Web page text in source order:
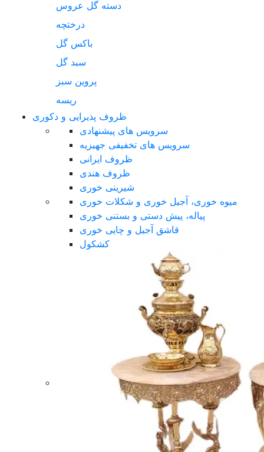
دسته گل عروس
درختچه
باکس گل
سبد گل
پروین سبز
ریسه
ظروف پذیرایی و دکوری
سرویس های پیشنهادی
سرویس های تخفیفی جهیزیه
ظروف ایرانی
ظروف هندی
شیرینی خوری
میوه خوری، آجیل خوری و شکلات خوری
پیاله، پیش دستی و بستنی خوری
قاشق آجیل و چایی خوری
کشکول